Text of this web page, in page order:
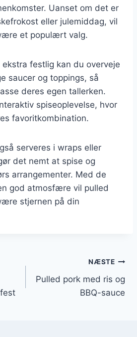
Uanset om det er
eller julemiddag, vil
et populært valg.
festlig kan du overveje
saucer og toppings, så
deres egen tallerken.
spiseoplevelse, hvor
favoritkombination.
serveres i wraps eller
det nemt at spise og
arrangementer. Med de
god atmosfære vil pulled
stjernen på din
NÆSTE
Pulled pork med ris og
BBQ-sauce